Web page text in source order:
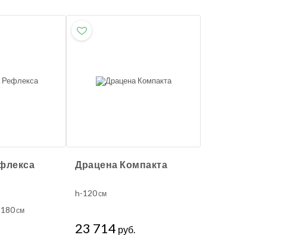
см
Драцена Компакта
h-120см
23 714 руб.